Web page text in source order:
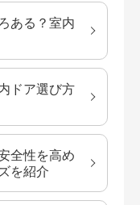
ある？室内
ドア選び方
全性を高め
を紹介